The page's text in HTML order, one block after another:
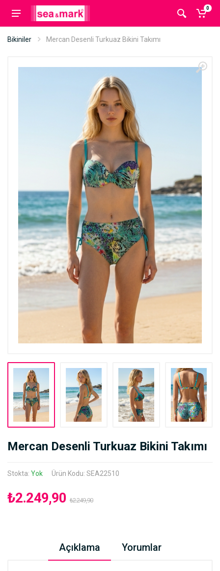
0
Bikiniler Mercan Desenli Turkuaz Bikini Takımı
Mercan Desenli Turkuaz Bikini Takımı
Stokta: Yok Ürün Kodu: SEA22510
₺2.249,90 ₺2.249,90
Açıklama Yorumlar